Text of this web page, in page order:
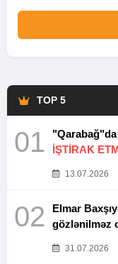
TOP 5
01
İŞTİRAK
13.07.2026
02
Elmar
gözlənilməz
31.07.2026